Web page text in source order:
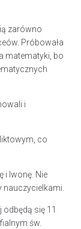
zarówno
Próbowała
matematyki, bo
i
co
i Iwonę. Nie
nauczycielkami.
się 11
św.